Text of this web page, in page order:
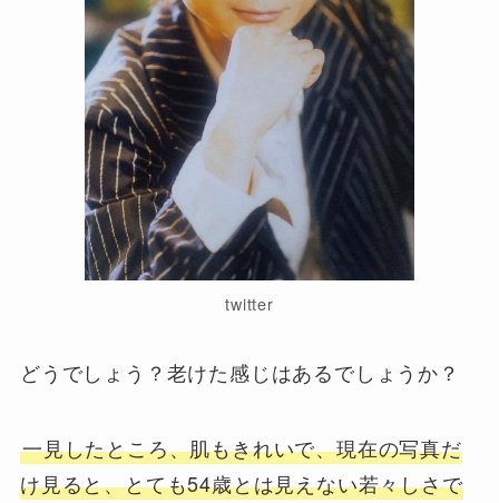
twitter
どうでしょう？老けた感じはあるでしょうか？
一見したところ、肌もきれいで、現在の写真だ
け見ると、とても54歳とは見えない若々しさで